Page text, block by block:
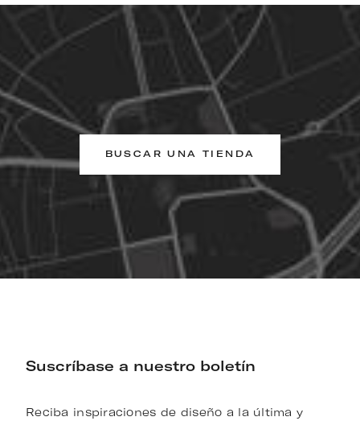
BUSCAR UNA TIENDA
Suscríbase a nuestro boletín
Reciba inspiraciones de diseño a la última y